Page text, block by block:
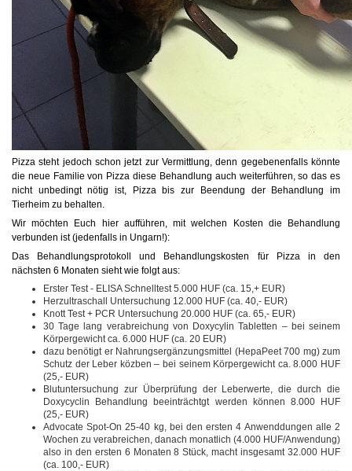
Pizza steht jedoch schon jetzt zur Vermittlung, denn gegebenenfalls könnte
die neue Familie von Pizza diese Behandlung auch weiterführen, so das es
nicht unbedingt nötig ist, Pizza bis zur Beendung der Behandlung im
Tierheim zu behalten.
Wir möchten Euch hier aufführen, mit welchen Kosten die Behandlung
verbunden ist (jedenfalls in Ungarn!):
Das Behandlungsprotokoll und Behandlungskosten für Pizza in den
nächsten 6 Monaten sieht wie folgt aus:
Erster Test - ELISA Schnelltest 5.000 HUF (ca. 15,+ EUR)
Herzultraschall Untersuchung 12.000 HUF (ca. 40,- EUR)
Knott Test + PCR Untersuchung 20.000 HUF (ca. 65,- EUR)
30 Tage lang verabreichung von Doxycylin Tabletten – bei seinem
Körpergewicht ca. 6.000 HUF (ca. 20 EUR)
dazu benötigt er Nahrungsergänzungsmittel (HepaPeet 700 mg) zum
Schutz der Leber közben – bei seinem Körpergewicht ca. 8.000 HUF
(25,- EUR)
Blutuntersuchung zur Überprüfung der Leberwerte, die durch die
Doxycyclin Behandlung beeinträchtgt werden können 8.000 HUF
(25,- EUR)
Advocate Spot-On 25-40 kg, bei den ersten 4 Anwenddungen alle 2
Wochen zu verabreichen, danach monatlich (4.000 HUF/Anwendung)
also in den ersten 6 Monaten 8 Stück, macht insgesamt 32.000 HUF
(ca. 100,- EUR)